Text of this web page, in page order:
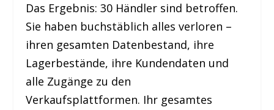
Das Ergebnis: 30 Händler sind betroffen.
Sie haben buchstäblich alles verloren –
ihren gesamten Datenbestand, ihre
Lagerbestände, ihre Kundendaten und
alle Zugänge zu den
Verkaufsplattformen. Ihr gesamtes